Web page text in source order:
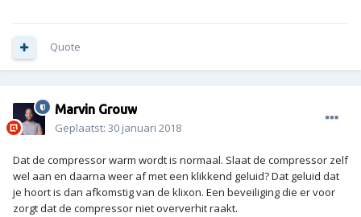
Quote
Marvin Grouw
Geplaatst: 30 januari 2018
Dat de compressor warm wordt is normaal. Slaat de compressor zelf
wel aan en daarna weer af met een klikkend geluid? Dat geluid dat
je hoort is dan afkomstig van de klixon. Een beveiliging die er voor
zorgt dat de compressor niet oververhit raakt.